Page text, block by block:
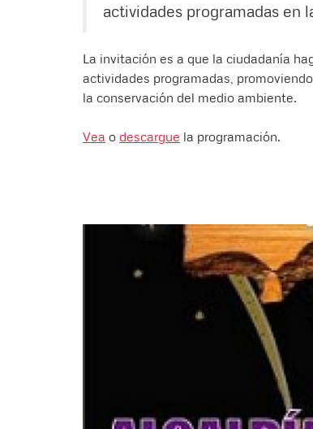
actividades programadas en
La invitación es a que la ciudadanía
actividades programadas,
la conservación del medio ambiente.
Vea o descargue la programación.